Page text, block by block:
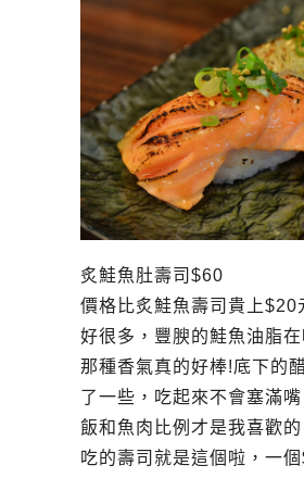
炙鮭魚肚壽司$60
價格比炙鮭魚壽司貴上$20
好很多，豐腴的鮭魚油脂在
那種香氣真的好棒!底下的
了一些，吃起來不會塞滿
飯和魚肉比例才是我喜歡
吃的壽司就是這個啦，一